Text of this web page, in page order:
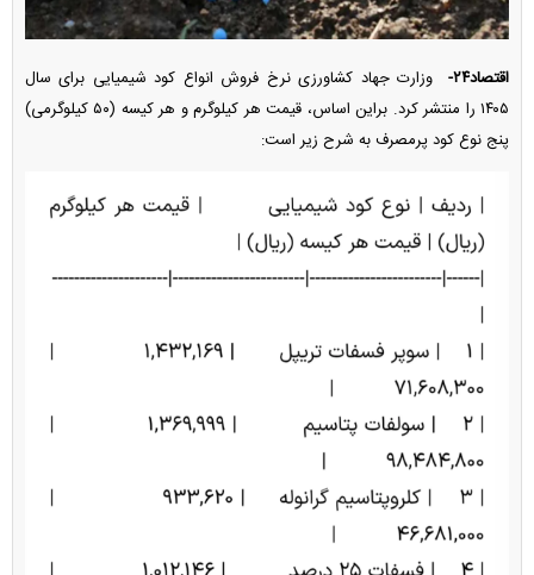
اقتصاد۲۴-
وزارت جهاد کشاورزی نرخ فروش انواع کود شیمیایی برای سال
۱۴۰۵ را منتشر کرد. براین اساس، قیمت هر کیلوگرم و هر کیسه (۵۰ کیلوگرمی)
پنج نوع کود پرمصرف به شرح زیر است: